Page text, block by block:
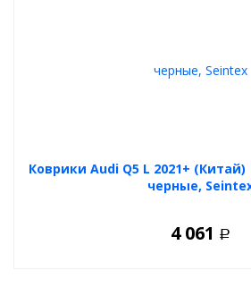
Коврики Audi Q5 L 2021+
черные,
4 061 Р